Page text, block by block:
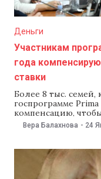
Деньги
Участникам
года
ставки
Более 8 тыс.
госпрограмме Prima
компенсацию,
проценты по
прошлого года
поддержки, на
Согласно планам
Вера Балахнова - 24